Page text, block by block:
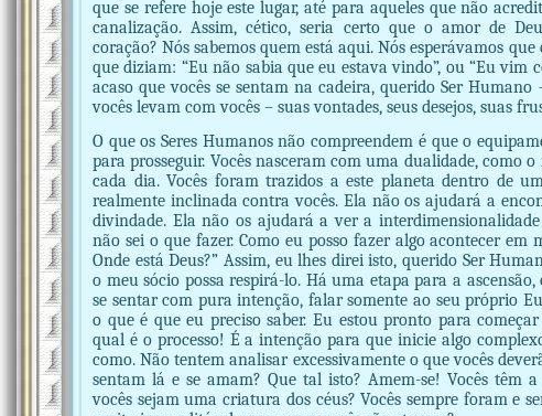
que se refere hoje este lugar, até para aqueles que não
canalização. Assim, cético, seria certo que o amor de
coração? Nós sabemos quem está aqui. Nós esperávamos
que diziam: “Eu não sabia que eu estava vindo”, ou “Eu vim
acaso que vocês se sentam na cadeira, querido Ser
vocês levam com vocês – suas vontades, seus desejos, suas
O que os Seres Humanos não compreendem é que o
para prosseguir. Vocês nasceram com uma dualidade, como
cada dia. Vocês foram trazidos a este planeta dentro de
realmente inclinada contra vocês. Ela não os ajudará a
divindade. Ela não os ajudará a ver a
não sei o que fazer. Como eu posso fazer algo acontecer
Onde está Deus?” Assim, eu lhes direi isto, querido Ser
o meu sócio possa respirá-lo. Há uma etapa para a
se sentar com pura intenção, falar somente ao seu próprio
o que é que eu preciso saber. Eu estou pronto para
qual é o processo! É a intenção para que inicie algo
como. Não tentem analisar excessivamente o que vocês
sentam lá e se amam? Que tal isto? Amem-se! Vocês têm
vocês sejam uma criatura dos céus? Vocês sempre foram e